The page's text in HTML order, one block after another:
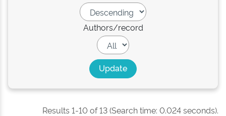
Authors/record
Results 1-10 of 13 (Search time: 0.024 seconds).